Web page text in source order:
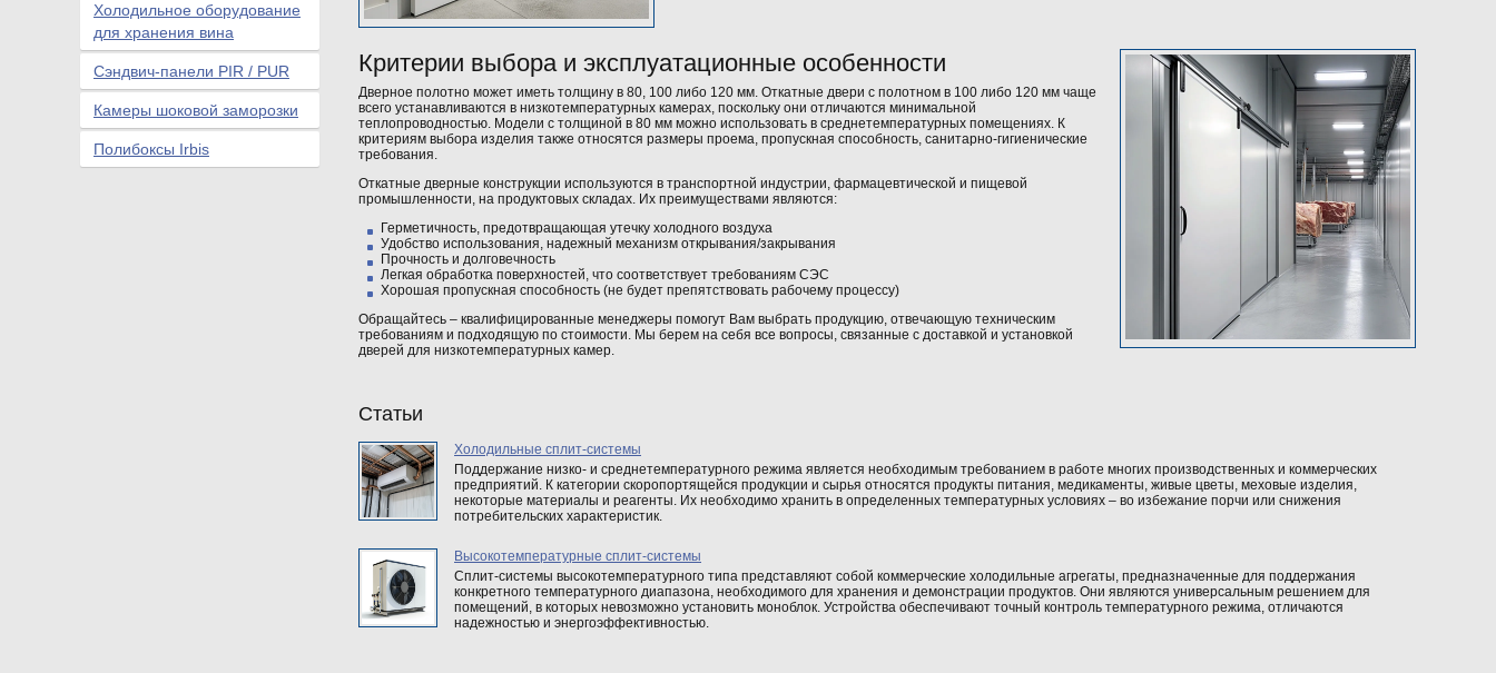
Критерии выбора и эксплуатационные особенности
Дверное полотно может иметь толщину в 80, 100 либо 120 мм. Откатные двери с полотном в 100 либо 120 мм чаще
всего устанавливаются в низкотемпературных камерах, поскольку они отличаются минимальной
теплопроводностью. Модели с толщиной в 80 мм можно использовать в среднетемпературных помещениях. К
критериям выбора изделия также относятся размеры проема, пропускная способность, санитарно-гигиенические
требования.
Откатные дверные конструкции используются в транспортной индустрии, фармацевтической и пищевой
промышленности, на продуктовых складах. Их преимуществами являются:
Герметичность, предотвращающая утечку холодного воздуха
Удобство использования, надежный механизм открывания/закрывания
Прочность и долговечность
Легкая обработка поверхностей, что соответствует требованиям СЭС
Хорошая пропускная способность (не будет препятствовать рабочему процессу)
Обращайтесь – квалифицированные менеджеры помогут Вам выбрать продукцию, отвечающую техническим
требованиям и подходящую по стоимости. Мы берем на себя все вопросы, связанные с доставкой и установкой
дверей для низкотемпературных камер.
Статьи
Холодильные сплит-системы
Поддержание низко- и среднетемпературного режима является необходимым требованием в работе многих производственных и коммерческих
предприятий. К категории скоропортящейся продукции и сырья относятся продукты питания, медикаменты, живые цветы, меховые изделия,
некоторые материалы и реагенты. Их необходимо хранить в определенных температурных условиях – во избежание порчи или снижения
потребительских характеристик.
Высокотемпературные сплит-системы
Сплит-системы высокотемпературного типа представляют собой коммерческие холодильные агрегаты, предназначенные для поддержания
конкретного температурного диапазона, необходимого для хранения и демонстрации продуктов. Они являются универсальным решением для
помещений, в которых невозможно установить моноблок. Устройства обеспечивают точный контроль температурного режима, отличаются
надежностью и энергоэффективностью.
Холодильное оборудование
для хранения вина
Сэндвич-панели PIR / PUR
Камеры шоковой заморозки
Полибоксы Irbis